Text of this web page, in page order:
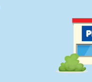
Kúpiť s
LETNÝ
5,09 €